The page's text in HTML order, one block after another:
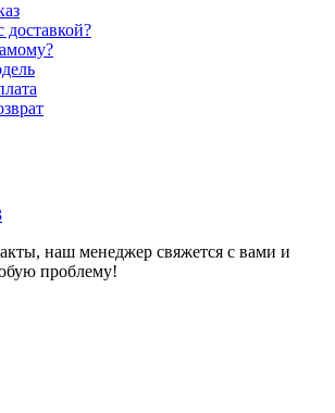
доставкой?
наш менеджер свяжется с вами и
проблему!